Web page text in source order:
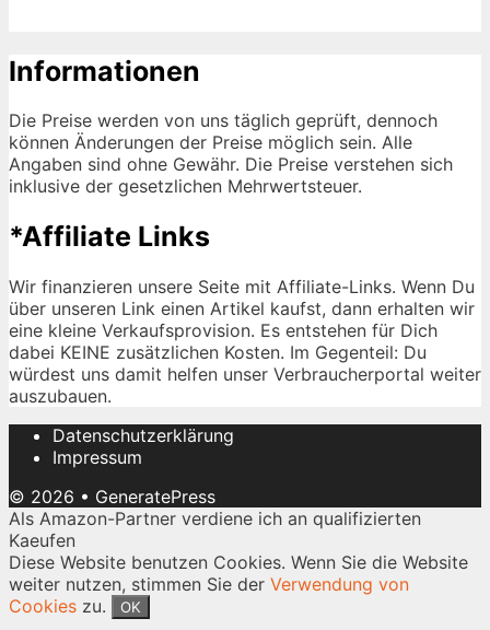
Informationen
Die Preise werden von uns täglich geprüft, dennoch
können Änderungen der Preise möglich sein. Alle
Angaben sind ohne Gewähr. Die Preise verstehen sich
inklusive der gesetzlichen Mehrwertsteuer.
*Affiliate Links
Wir finanzieren unsere Seite mit Affiliate-Links. Wenn Du
über unseren Link einen Artikel kaufst, dann erhalten wir
eine kleine Verkaufsprovision. Es entstehen für Dich
dabei KEINE zusätzlichen Kosten. Im Gegenteil: Du
würdest uns damit helfen unser Verbraucherportal weiter
auszubauen.
Datenschutzerklärung
Impressum
© 2026 • GeneratePress
Als Amazon-Partner verdiene ich an qualifizierten
Kaeufen
Diese Website benutzen Cookies. Wenn Sie die Website
weiter nutzen, stimmen Sie der Verwendung von
Cookies zu. OK